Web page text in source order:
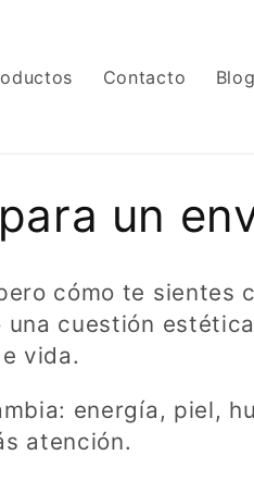
Contacto Blog
un
cómo te sientes
cuestión
vida.
energía, piel,
atención.